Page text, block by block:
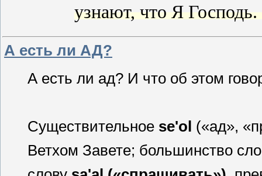
узнают, что Я
А есть ли АД?
А есть ли ад? И что об этом
Существительное se'ol («ад»,
Ветхом Завете; большинство